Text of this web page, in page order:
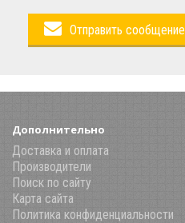
Отправить сообщение
Дополнительно
Доставка и оплата
Производители
Поиск по сайту
Карта сайта
Политика конфиденциальности